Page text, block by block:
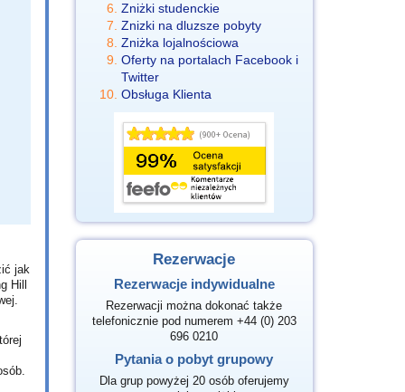
jak
Hill
Zniżki studenckie
Znizki na dluzsze pobyty
Zniżka lojalnościowa
Oferty na portalach Facebook i
Twitter
Obsługa Klienta
Rezerwacje
Rezerwacje indywidualne
Rezerwacji można dokonać także
telefonicznie pod numerem +44 (0) 203
696 0210
Pytania o pobyt grupowy
Dla grup powyżej 20 osób oferujemy